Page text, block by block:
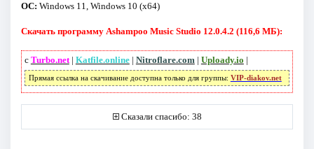
ОС: Windows 11, Windows 10 (x64)
Скачать программу Ashampoo Music Studio 12.0.4.2 (116,6 МБ):
с Turbo.net| Katfile.online| Nitroflare.com| Uploady.io |
Прямая ссылка на скачивание доступна только для группы: VIP-diakov.net
Сказали спасибо: 38